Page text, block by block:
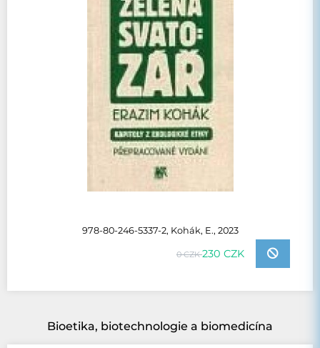
978-80-246-5337-2, Kohák, E., 2023
0 CZK230 CZK
Bioetika, biotechnologie a biomedicína